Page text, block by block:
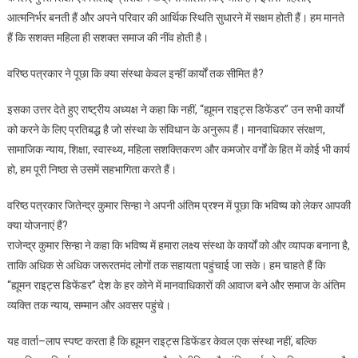
आत्मनिर्भर बनती हैं और अपने परिवार की आर्थिक स्थिति सुधारने में सक्षम होती हैं। हम मानते
हैं कि सशक्त महिला ही सशक्त समाज की नींव होती है।
वरिष्ठ पत्रकार ने पूछा कि क्या संस्था केवल इन्हीं कार्यों तक सीमित है?
इसका उत्तर देते हुए राष्ट्रीय अध्यक्ष ने कहा कि नहीं, “ह्यूमन राइट्स डिफेंडर” उन सभी कार्यों
को करने के लिए प्रतिबद्ध है जो संस्था के संविधान के अनुरूप हैं। मानवाधिकार संरक्षण,
सामाजिक न्याय, शिक्षा, स्वास्थ्य, महिला सशक्तिकरण और कमजोर वर्गों के हित में कोई भी कार्य
हो, हम पूरी निष्ठा से उसमें सहभागिता करते हैं।
वरिष्ठ पत्रकार जितेन्द्र कुमार सिन्हा ने अपनी अंतिम प्रश्न में पूछा कि भविष्य को लेकर आपकी
क्या योजनाएं हैं?
राजेन्द्र कुमार सिन्हा ने कहा कि भविष्य में हमारा लक्ष्य संस्था के कार्यों को और व्यापक बनाना है,
ताकि अधिक से अधिक जरूरतमंद लोगों तक सहायता पहुंचाई जा सके। हम चाहते हैं कि
“ह्यूमन राइट्स डिफेंडर” देश के हर कोने में मानवाधिकारों की आवाज बने और समाज के अंतिम
व्यक्ति तक न्याय, सम्मान और अवसर पहुंचे।
यह वार्ता–लाप स्पष्ट करता है कि ह्यूमन राइट्स डिफेंडर केवल एक संस्था नहीं, बल्कि